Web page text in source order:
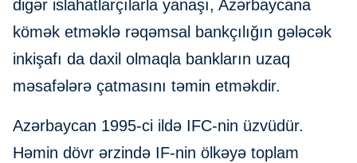
digər islahatlarçılarla yanaşı, Azərbaycana
kömək etməklə rəqəmsal bankçılığın gələcək
inkişafı da daxil olmaqla bankların uzaq
məsafələrə çatmasını təmin etməkdir.
Azərbaycan 1995-ci ildə IFC-nin üzvüdür.
Həmin dövr ərzində IF-nin ölkəyə toplam